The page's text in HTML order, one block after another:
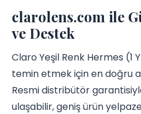
clarolens.com ile
ve Destek
Claro Yeşil Renk Hermes (1
temin etmek için en doğru
Resmi distribütör
ulaşabilir, geniş ürün